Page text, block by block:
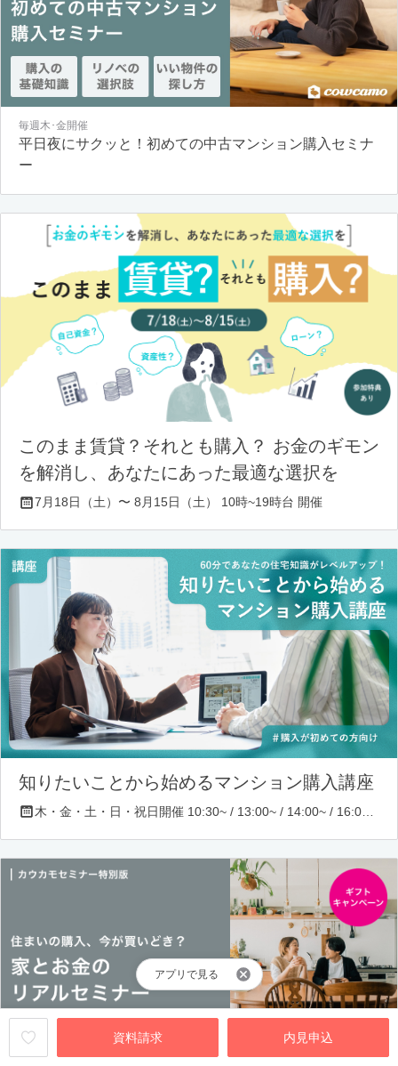
資料請求 内見申込
アプリで見る
毎週木･金開催
平日夜にサクッと！初めての中古マンション購入セミナ
ー
このまま賃貸？それとも購入？ お金のギモン
を解消し、あなたにあった最適な選択を
7月18日（土）〜 8月15日（土） 10時~19時台 開催
知りたいことから始めるマンション購入講座